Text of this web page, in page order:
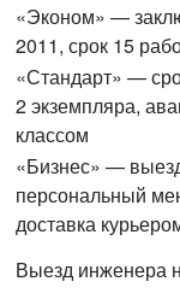
«Эконом» —
2011, срок 15
«Стандарт» —
2 экземпляра,
классом
«Бизнес» —
персональный
доставка
Выезд инженера